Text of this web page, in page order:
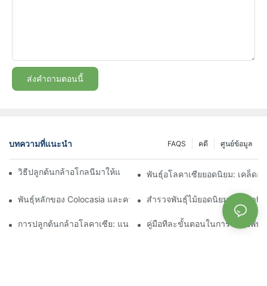
ส่งคำถามตอนนี้
บทความที่แนะนำ ศูนย์ข้อมูล
คดี
FAQS
วิธีปลูกต้นกล้าอโกลนีมาให้แข็งแรงอย่างประสบความสำเร็จ
พันธุ์อโลคาเซียยอดนิยม: เคล็ดลั
พันธุ์หลักของ Colocasia และความต้องการที่เพิ่มขึ้น
สำรวจพันธุ์ไม้ยอดนิยมของ
การปลูกต้นกล้าอโลคาเซีย: แนวทางปฏิบัติที่ดีที่สุดสำหรับผู้เริ่มต้น
คู่มือทีละขั้นตอนในการขยายพันธุ์